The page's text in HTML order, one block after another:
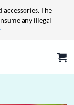
accessories. The
any illegal